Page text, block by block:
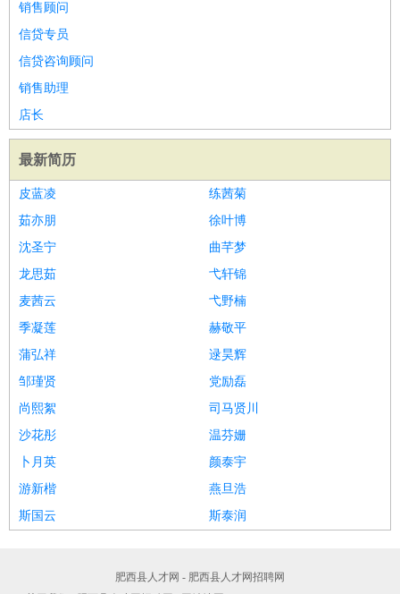
销售顾问
信贷专员
信贷咨询顾问
销售助理
店长
最新简历
皮蓝凌
练茜菊
茹亦朋
徐叶博
沈圣宁
曲芊梦
龙思茹
弋轩锦
麦茜云
弋野楠
季凝莲
赫敬平
蒲弘祥
逯昊辉
邹瑾贤
党励磊
尚熙絮
司马贤川
沙花彤
温芬姗
卜月英
颜泰宇
游新楷
燕旦浩
斯国云
斯泰润
肥西县人才网 - 肥西县人才网招聘网